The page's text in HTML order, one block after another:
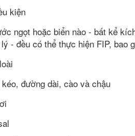
kiện
ngọt hoặc biển nào - bất kể
- đều có thể thực hiện FIP, bao
đường dài, cào và chậu